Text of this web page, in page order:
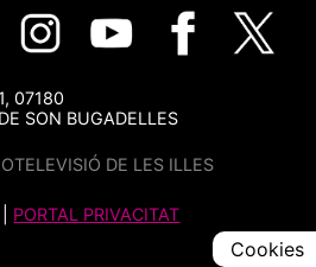
07180
SON BUGADELLES
DE LES ILLES
PORTAL PRIVACITAT
Cookies